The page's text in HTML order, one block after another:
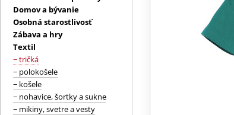
Domov a bývanie
Osobná starostlivosť
Zábava a hry
Textil
− tričká
− polokošele
− košele
− nohavice, šortky a sukne
− mikiny, svetre a vesty